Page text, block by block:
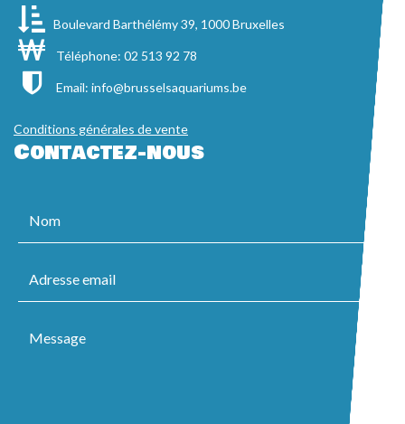
Boulevard Barthélémy 39, 1000 Bruxelles
Téléphone: 02 513 92 78
Email: info@brusselsaquariums.be
Conditions générales de vente
Contactez-nous